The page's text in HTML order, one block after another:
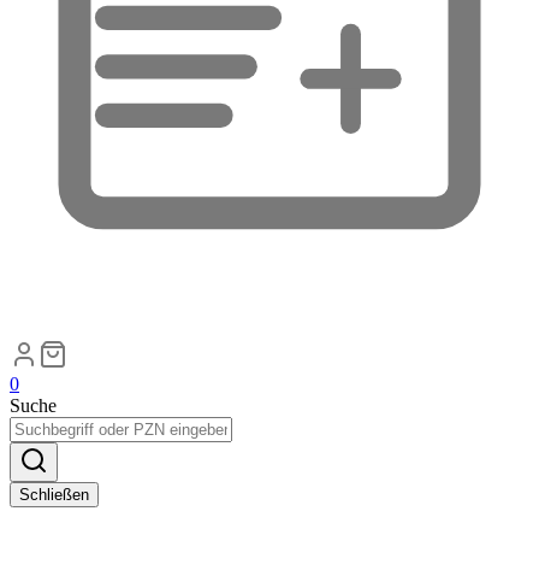
0
Suche
Schließen